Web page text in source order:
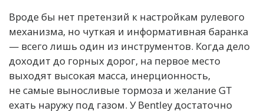
Вроде бы нет претензий к настройкам рулевого
механизма, но чуткая и информативная баранка
— всего лишь один из инструментов. Когда дело
доходит до горных дорог, на первое место
выходят высокая масса, инерционность,
не самые выносливые тормоза и желание GT
ехать наружу под газом. У Bentley достаточно